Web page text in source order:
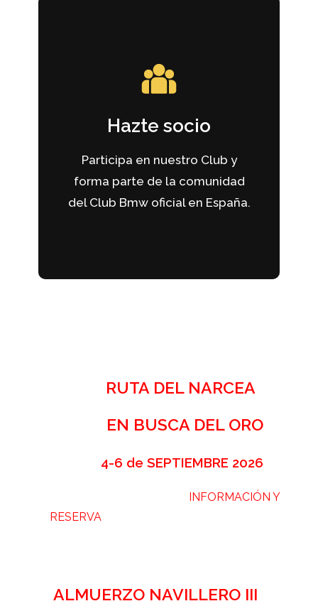
Hazte socio
Participa en nuestro Club y
forma parte de la comunidad
del Club Bmw oficial en España.
Hazte socio
Disfruta todas la ventajas de ser uno de
tus acompañantes
Ir al formulario
RUTA DEL NARCEA
EN BUSCA DEL ORO
4-6 de SEPTIEMBRE 2026
INFORMACIÓN Y
RESERVA
ALMUERZO NAVILLERO III